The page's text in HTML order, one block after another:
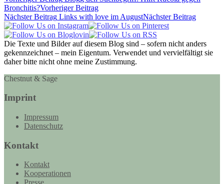
Bronchitis?Vorheriger Beitrag
Nächster Beitrag Links with love im AugustNächster Beitrag
Die Texte und Bilder auf diesem Blog sind – sofern nicht anders
gekennzeichnet – mein Eigentum. Verwendet und vervielfältigt sie
daher bitte nicht ohne meine Zustimmung.
Chestnut & Sage
Imprint
Impressum
Datenschutz
Kontakt
Kontakt
Kooperationen